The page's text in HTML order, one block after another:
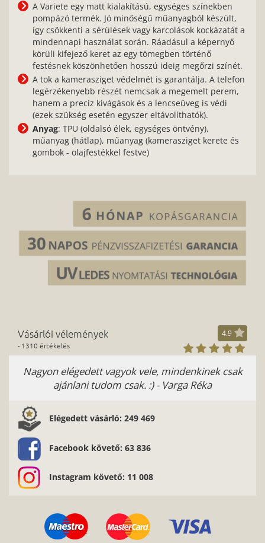
A Variete egy matt kialakítású, egységes színekben
pompázó termék. Jó minőségű műanyagból készült,
így csökkenti a sérülések vagy karcolások kockázatát a
mindennapi használat során. Ráadásul a képernyő
körüli kifejező keret az egy tömegben történő
festésnek köszönhetően hosszú ideig megőrzi színét.
A tok a kamerasziget védelmét is garantálja. A telefon
legérzékenyebb részét nemcsak a megemelt perem,
hanem a precíz kivágások és a lencseüveg is védi
(ezek szükség esetén egyszer eltávolíthatók).
Anyag: TPU (oldalsó élek, egységes öntvény),
műanyag (hátlap), műanyag (kamerasziget kerete és
gombok - olajfestékkel festve)
Vásárlói vélemények
- 1310 értékelés
4.9
Nagyon elégedett vagyok vele, mindenkinek csak
ajánlani tudom csak. :) - Varga Réka
Elégedett vásárló: 249 469
Facebook követő: 63 836
Instagram követő: 11 008